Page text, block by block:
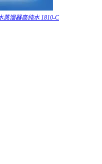
蒸馏器高纯水 1810-C